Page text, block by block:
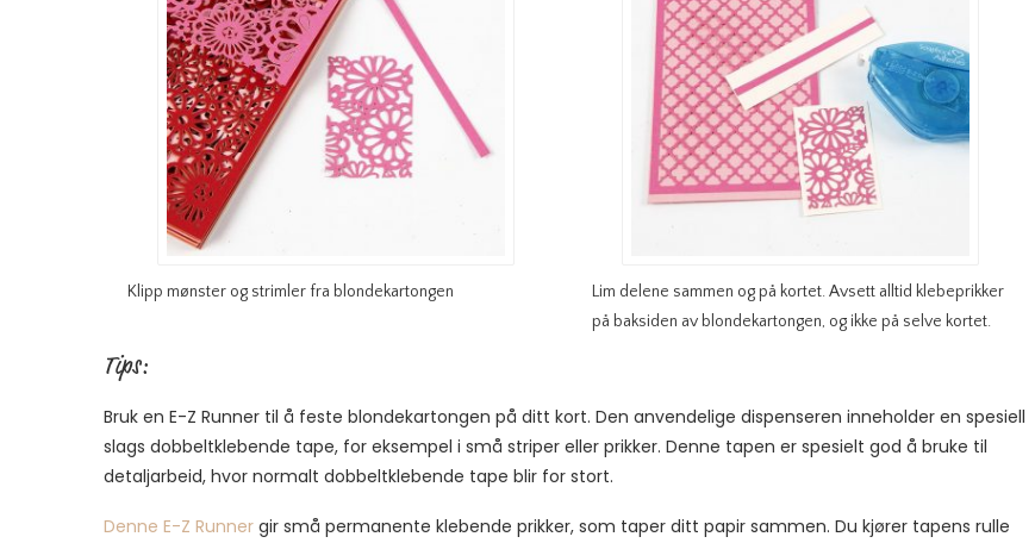
Klipp mønster og strimler fra blondekartongen
Lim delene sammen og på kortet. Avsett alltid klebeprikker
på baksiden av blondekartongen, og ikke på selve kortet.
Tips:
Bruk en E-Z Runner til å feste blondekartongen på ditt kort. Den anvendelige dispenseren inneholder en spesiell
slags dobbeltklebende tape, for eksempel i små striper eller prikker. Denne tapen er spesielt god å bruke til
detaljarbeid, hvor normalt dobbeltklebende tape blir for stort.
Denne E-Z Runner gir små permanente klebende prikker, som taper ditt papir sammen. Du kjører tapens rulle